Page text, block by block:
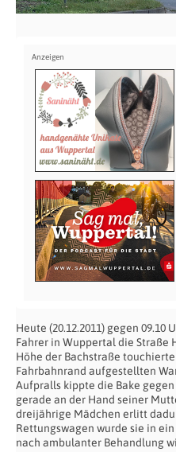
Heute (20.12.2011) gegen
Fahrer in Wuppertal die Straße
Höhe der Bachstraße
Fahrbahnrand aufgestellten
Aufpralls kippte die Bake
gerade an der Hand seiner
dreijährige Mädchen erlitt
Rettungswagen wurde sie in
nach ambulanter Behandlung